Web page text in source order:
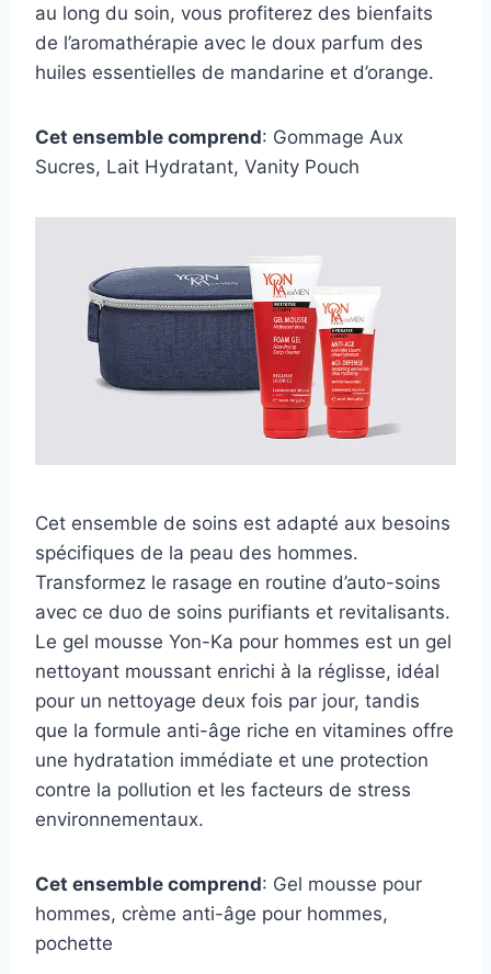
au long du soin, vous profiterez des bienfaits
de l’aromathérapie avec le doux parfum des
huiles essentielles de mandarine et d’orange.
Cet ensemble comprend: Gommage Aux
Sucres, Lait Hydratant, Vanity Pouch
Cet ensemble de soins est adapté aux besoins
spécifiques de la peau des hommes.
Transformez le rasage en routine d’auto-soins
avec ce duo de soins purifiants et revitalisants.
Le gel mousse Yon-Ka pour hommes est un gel
nettoyant moussant enrichi à la réglisse, idéal
pour un nettoyage deux fois par jour, tandis
que la formule anti-âge riche en vitamines offre
une hydratation immédiate et une protection
contre la pollution et les facteurs de stress
environnementaux.
Cet ensemble comprend: Gel mousse pour
hommes, crème anti-âge pour hommes,
pochette